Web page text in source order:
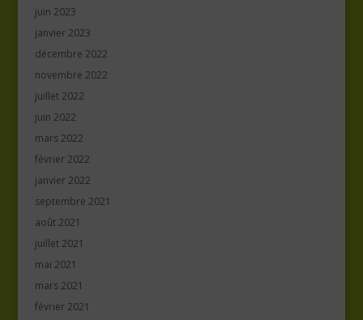
juin 2023
janvier 2023
décembre 2022
novembre 2022
juillet 2022
juin 2022
mars 2022
février 2022
janvier 2022
septembre 2021
août 2021
juillet 2021
mai 2021
mars 2021
février 2021